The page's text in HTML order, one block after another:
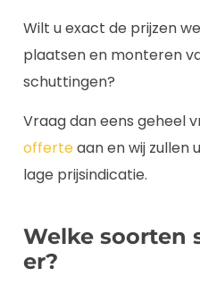
Wilt u exact de prijzen
plaatsen en monteren
schuttingen?
Vraag dan eens geheel
offerteaan en wij zullen
lage prijsindicatie.
Welke soorten
er?